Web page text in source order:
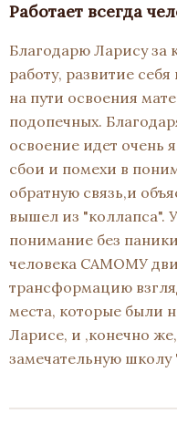
Работает всегда
Благодарю Ларису за
работу, развитие
на пути освоения
подопечных.
освоение идет очень
сбои и помехи в
обратную связь,и
вышел из "коллапса".
понимание без
человека САМОМУ
трансформацию
места, которые были
Ларисе, и ,конечно
замечательную